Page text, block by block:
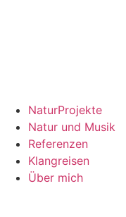
NaturProjekte
Natur und Musik
Referenzen
Klangreisen
Über mich